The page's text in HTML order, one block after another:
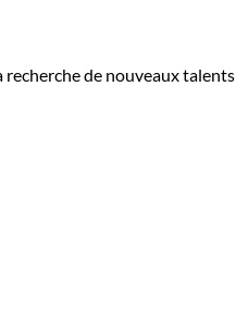
recherche de nouveaux talents